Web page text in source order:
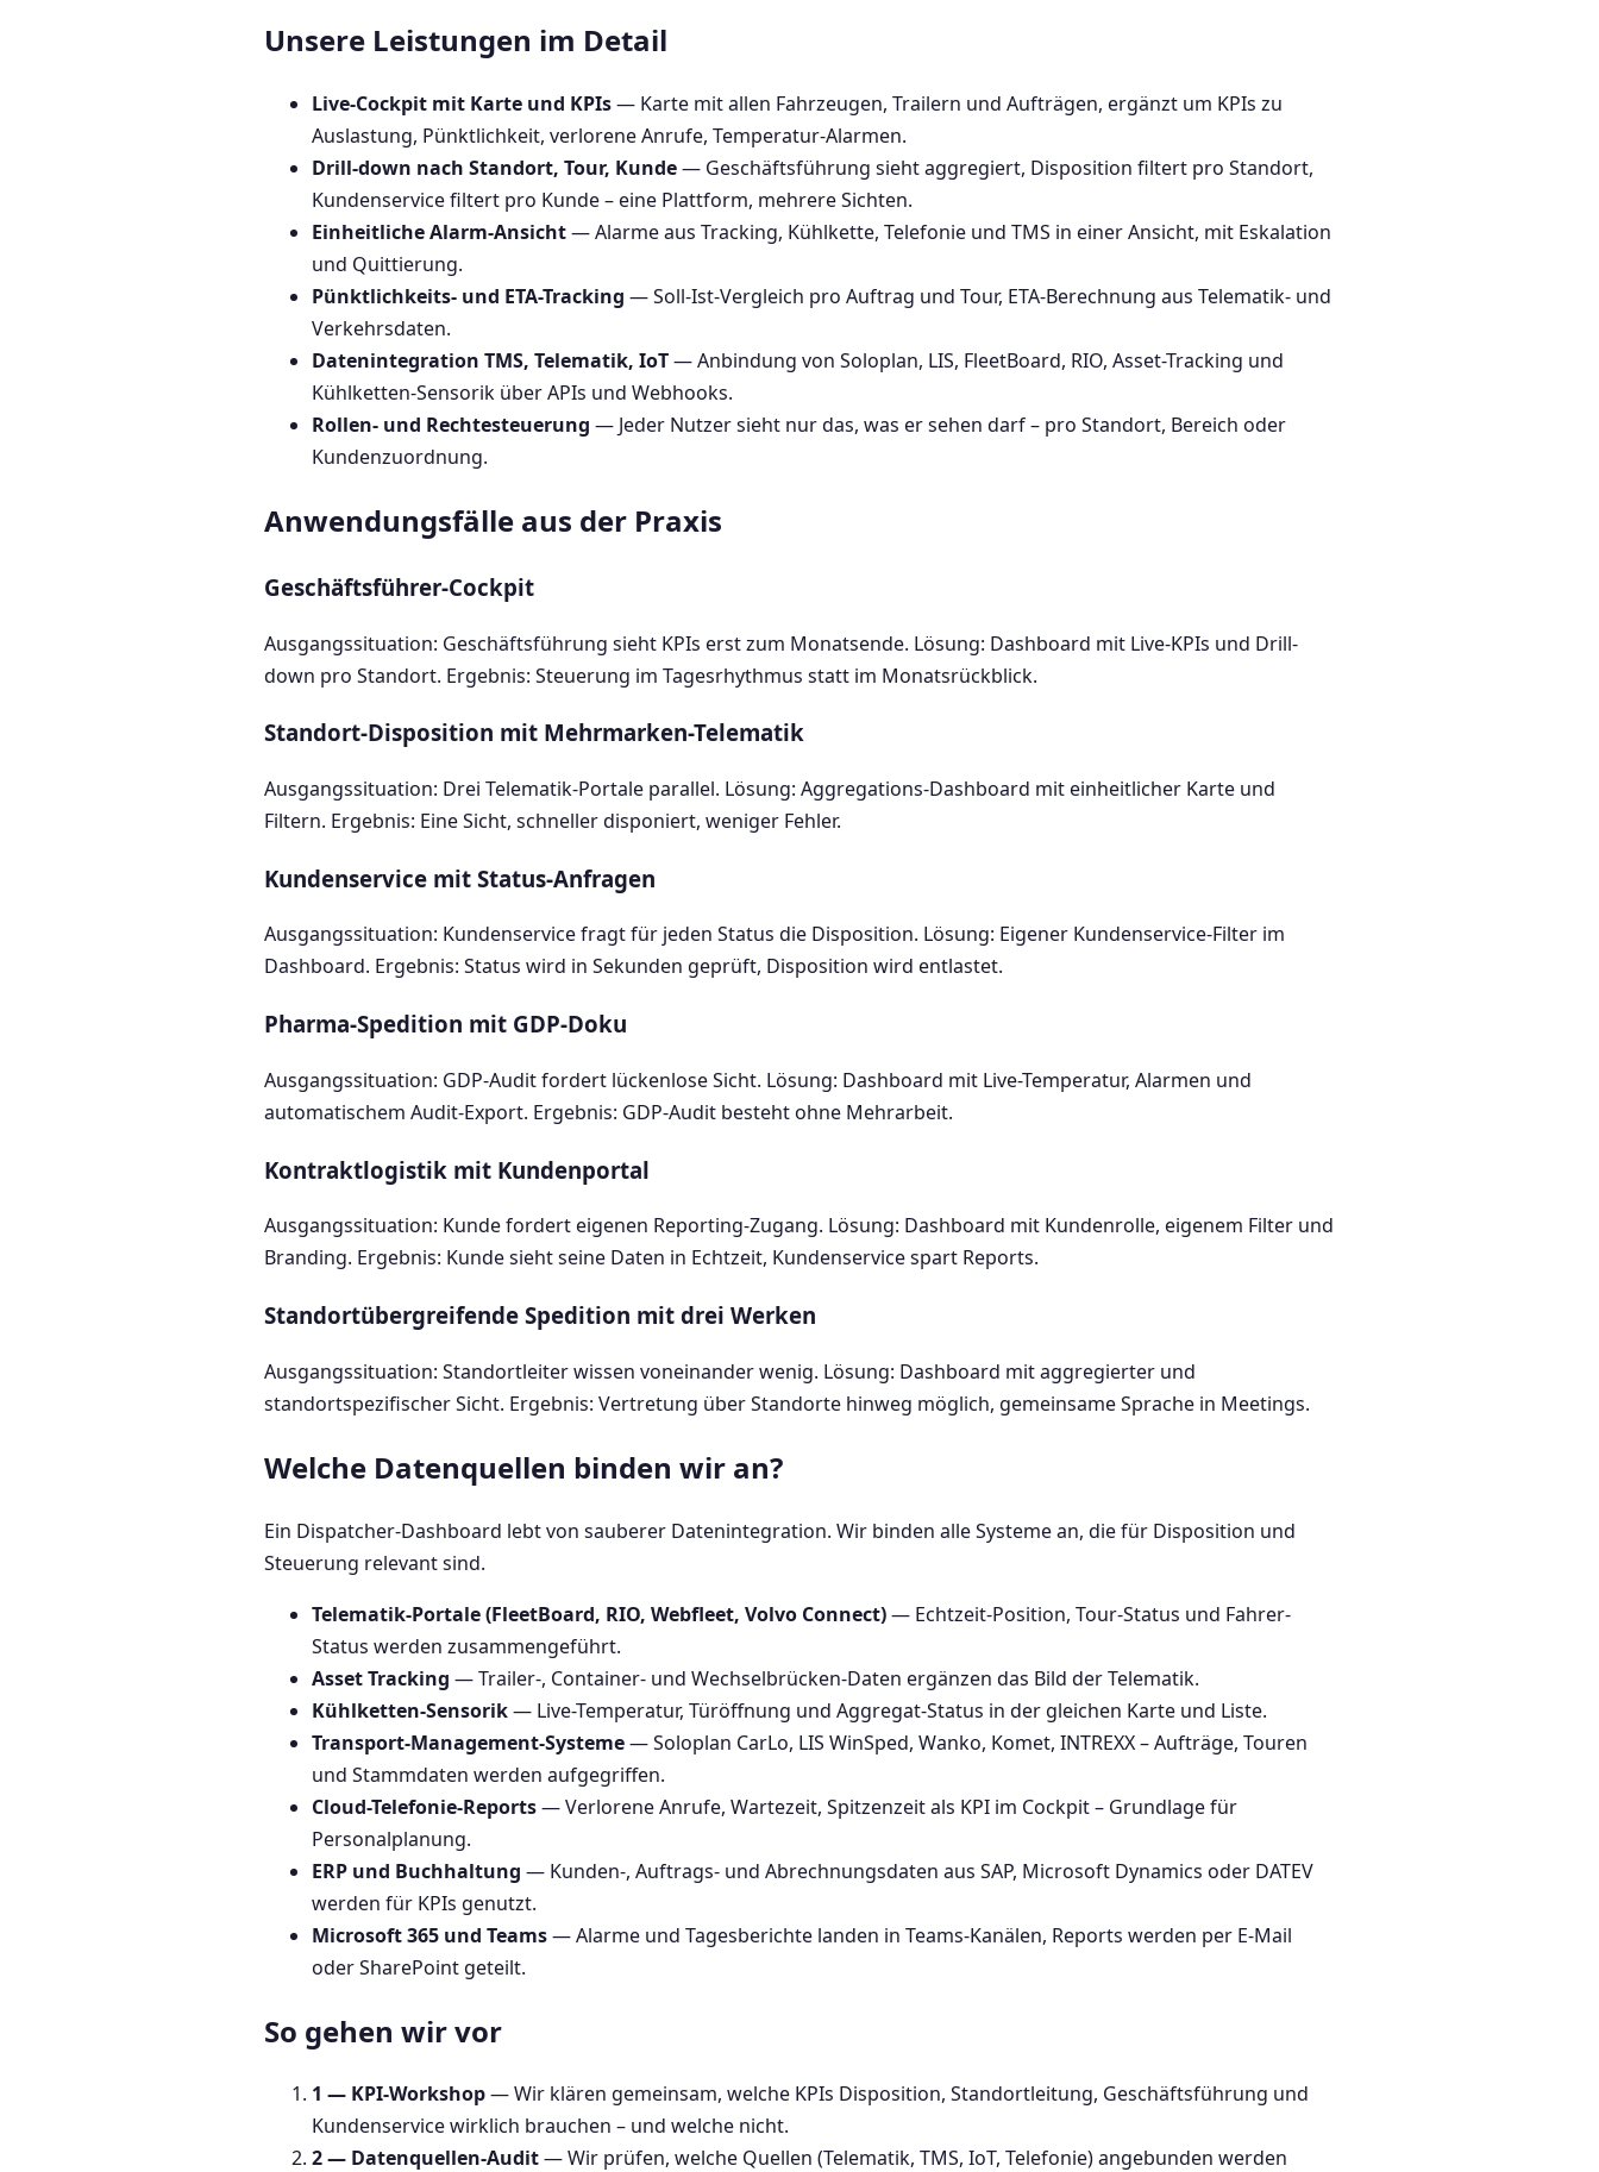
Unsere Leistungen im Detail
Live-Cockpit mit Karte und KPIs— Karte mit allen Fahrzeugen, Trailern und Aufträgen, ergänzt um KPIs zu
Auslastung, Pünktlichkeit, verlorene Anrufe, Temperatur-Alarmen.
Drill-down nach Standort, Tour, Kunde— Geschäftsführung sieht aggregiert, Disposition filtert pro Standort,
Kundenservice filtert pro Kunde – eine Plattform, mehrere Sichten.
Einheitliche Alarm-Ansicht— Alarme aus Tracking, Kühlkette, Telefonie und TMS in einer Ansicht, mit Eskalation
und Quittierung.
Pünktlichkeits- und ETA-Tracking — Soll-Ist-Vergleich pro Auftrag und Tour, ETA-Berechnung aus Telematik- und
Verkehrsdaten.
Datenintegration TMS, Telematik, IoT— Anbindung von Soloplan, LIS, FleetBoard, RIO, Asset-Tracking und
Kühlketten-Sensorik über APIs und Webhooks.
Rollen- und Rechtesteuerung — Jeder Nutzer sieht nur das, was er sehen darf – pro Standort, Bereich oder
Kundenzuordnung.
Anwendungsfälle aus der Praxis
Geschäftsführer-Cockpit
Ausgangssituation: Geschäftsführung sieht KPIs erst zum Monatsende. Lösung: Dashboard mit Live-KPIs und Drill-
down pro Standort. Ergebnis: Steuerung im Tagesrhythmus statt im Monatsrückblick.
Standort-Disposition mit Mehrmarken-Telematik
Ausgangssituation: Drei Telematik-Portale parallel. Lösung: Aggregations-Dashboard mit einheitlicher Karte und
Filtern. Ergebnis: Eine Sicht, schneller disponiert, weniger Fehler.
Kundenservice mit Status-Anfragen
Ausgangssituation: Kundenservice fragt für jeden Status die Disposition. Lösung: Eigener Kundenservice-Filter im
Dashboard. Ergebnis: Status wird in Sekunden geprüft, Disposition wird entlastet.
Pharma-Spedition mit GDP-Doku
Ausgangssituation: GDP-Audit fordert lückenlose Sicht. Lösung: Dashboard mit Live-Temperatur, Alarmen und
automatischem Audit-Export. Ergebnis: GDP-Audit besteht ohne Mehrarbeit.
Kontraktlogistik mit Kundenportal
Ausgangssituation: Kunde fordert eigenen Reporting-Zugang. Lösung: Dashboard mit Kundenrolle, eigenem Filter und
Branding. Ergebnis: Kunde sieht seine Daten in Echtzeit, Kundenservice spart Reports.
Standortübergreifende Spedition mit drei Werken
Ausgangssituation: Standortleiter wissen voneinander wenig. Lösung: Dashboard mit aggregierter und
standortspezifischer Sicht. Ergebnis: Vertretung über Standorte hinweg möglich, gemeinsame Sprache in Meetings.
Welche Datenquellen binden wir an?
Ein Dispatcher-Dashboard lebt von sauberer Datenintegration. Wir binden alle Systeme an, die für Disposition und
Steuerung relevant sind.
Telematik-Portale (FleetBoard, RIO, Webfleet, Volvo Connect)— Echtzeit-Position, Tour-Status und Fahrer-
Status werden zusammengeführt.
Asset Tracking — Trailer-, Container- und Wechselbrücken-Daten ergänzen das Bild der Telematik.
Kühlketten-Sensorik— Live-Temperatur, Türöffnung und Aggregat-Status in der gleichen Karte und Liste.
Transport-Management-Systeme— Soloplan CarLo, LIS WinSped, Wanko, Komet, INTREXX – Aufträge, Touren
und Stammdaten werden aufgegriffen.
Cloud-Telefonie-Reports— Verlorene Anrufe, Wartezeit, Spitzenzeit als KPI im Cockpit – Grundlage für
Personalplanung.
ERP und Buchhaltung — Kunden-, Auftrags- und Abrechnungsdaten aus SAP, Microsoft Dynamics oder DATEV
werden für KPIs genutzt.
Microsoft 365 und Teams— Alarme und Tagesberichte landen in Teams-Kanälen, Reports werden per E-Mail
oder SharePoint geteilt.
So gehen wir vor
1 — KPI-Workshop— Wir klären gemeinsam, welche KPIs Disposition, Standortleitung, Geschäftsführung und
Kundenservice wirklich brauchen – und welche nicht.
2 — Datenquellen-Audit— Wir prüfen, welche Quellen (Telematik, TMS, IoT, Telefonie) angebunden werden